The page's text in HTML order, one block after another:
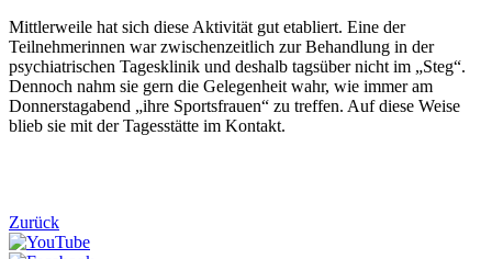
Mittlerweile hat sich diese Aktivität gut etabliert. Eine der
Teilnehmerinnen war zwischenzeitlich zur Behandlung in der
psychiatrischen Tagesklinik und deshalb tagsüber nicht im „Steg“.
Dennoch nahm sie gern die Gelegenheit wahr, wie immer am
Donnerstagabend „ihre Sportsfrauen“ zu treffen. Auf diese Weise
blieb sie mit der Tagesstätte im Kontakt.
Zurück